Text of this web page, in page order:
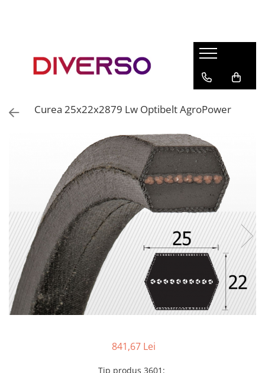
ASA
MULTIMATERIAL
Curea 25x22x2879 Lw Optibelt AgroPower
841,67 Lei
Tip produs 3601 :